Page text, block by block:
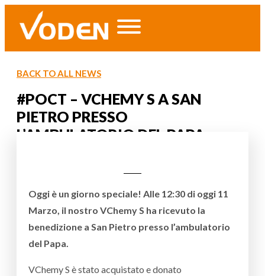
BACK TO ALL NEWS
#POCT – VCHEMY S A SAN
PIETRO PRESSO
L’AMBULATORIO DEL PAPA
Oggi è un giorno speciale! Alle 12:30 di oggi 11
Marzo, il nostro VChemy S ha ricevuto la
benedizione a San Pietro presso l’ambulatorio
del Papa.
VChemy S è stato acquistato e donato